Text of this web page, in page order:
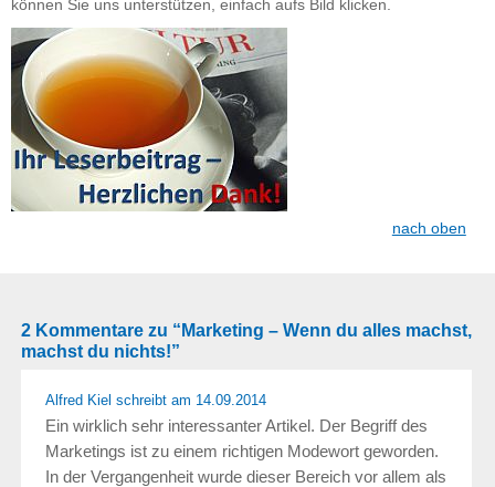
können Sie uns unterstützen, einfach aufs Bild klicken.
nach oben
2 Kommentare zu “Marketing – Wenn du alles machst,
machst du nichts!”
Alfred Kiel schreibt am 14.09.2014
Ein wirklich sehr interessanter Artikel. Der Begriff des
Marketings ist zu einem richtigen Modewort geworden.
In der Vergangenheit wurde dieser Bereich vor allem als